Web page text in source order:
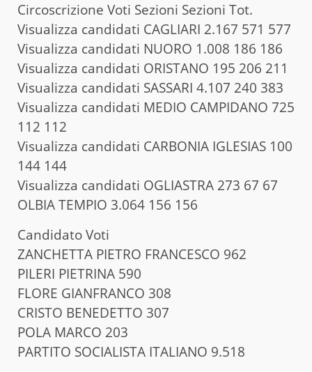
Circoscrizione Voti Sezioni Sezioni Tot.
Visualizza candidati CAGLIARI 2.167 571 577
Visualizza candidati NUORO 1.008 186 186
Visualizza candidati ORISTANO 195 206 211
Visualizza candidati SASSARI 4.107 240 383
Visualizza candidati MEDIO CAMPIDANO 725
112 112
Visualizza candidati CARBONIA IGLESIAS 100
144 144
Visualizza candidati OGLIASTRA 273 67 67
OLBIA TEMPIO 3.064 156 156
Candidato Voti
ZANCHETTA PIETRO FRANCESCO 962
PILERI PIETRINA 590
FLORE GIANFRANCO 308
CRISTO BENEDETTO 307
POLA MARCO 203
PARTITO SOCIALISTA ITALIANO 9.518